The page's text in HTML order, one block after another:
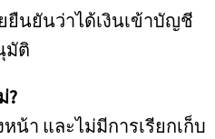
ยืนยันว่าได้เงินเข้าบัญชี
มัติ
?
น้า และไม่มีการเรียกเก็บ